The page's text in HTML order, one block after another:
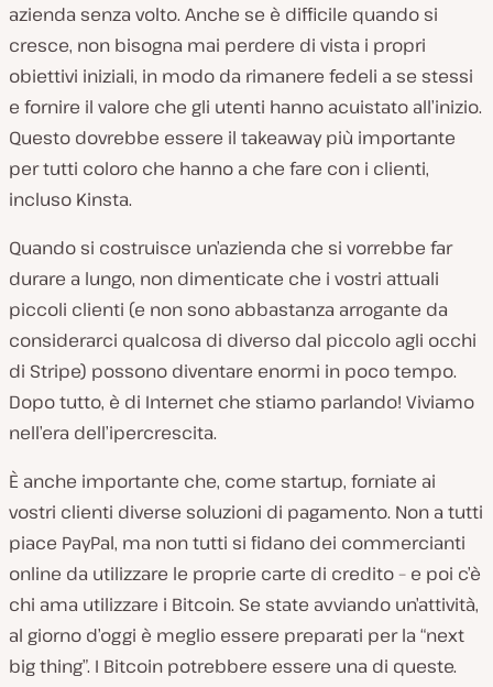
azienda senza volto. Anche se è difficile quando si
cresce, non bisogna mai perdere di vista i propri
obiettivi iniziali, in modo da rimanere fedeli a se stessi
e fornire il valore che gli utenti hanno acuistato all’inizio.
Questo dovrebbe essere il takeaway più importante
per tutti coloro che hanno a che fare con i clienti,
incluso Kinsta.
Quando si costruisce un’azienda che si vorrebbe far
durare a lungo, non dimenticate che i vostri attuali
piccoli clienti (e non sono abbastanza arrogante da
considerarci qualcosa di diverso dal piccolo agli occhi
di Stripe) possono diventare enormi in poco tempo.
Dopo tutto, è di Internet che stiamo parlando! Viviamo
nell’era dell’ipercrescita.
È anche importante che, come startup, forniate ai
vostri clienti diverse soluzioni di pagamento. Non a tutti
piace PayPal, ma non tutti si fidano dei commercianti
online da utilizzare le proprie carte di credito – e poi c’è
chi ama utilizzare i Bitcoin. Se state avviando un’attività,
al giorno d’oggi è meglio essere preparati per la “next
big thing”. I Bitcoin potrebbere essere una di queste.